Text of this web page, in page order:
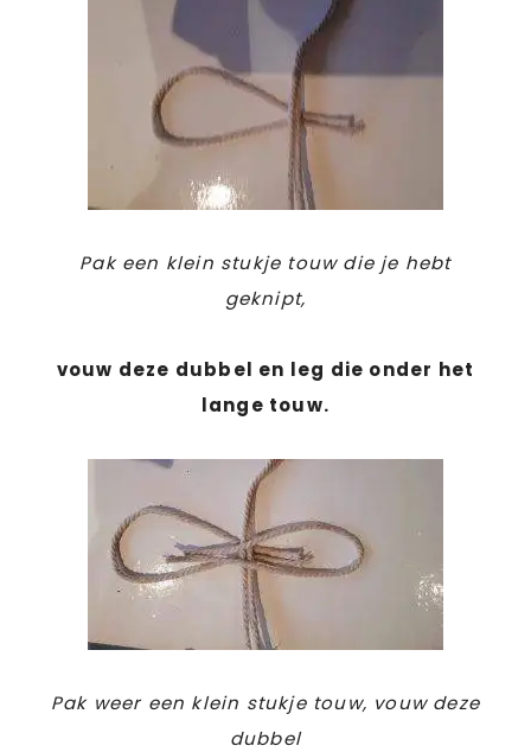
Pak een klein stukje touw die je hebt
geknipt,
vouw deze dubbel en leg die onder het
lange touw.
Pak weer een klein stukje touw, vouw deze
dubbel